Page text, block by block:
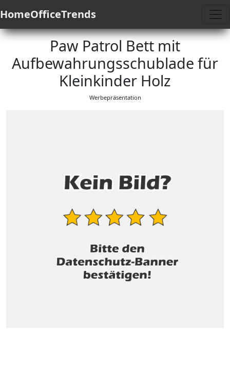
HomeOfficeTrends
Paw Patrol Bett mit
Aufbewahrungsschublade für
Kleinkinder Holz
Werbepräsentation